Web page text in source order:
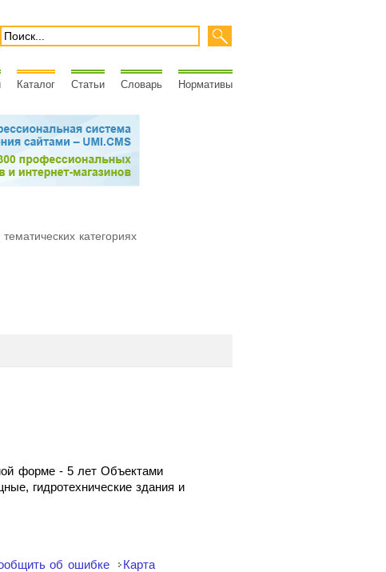
Каталог Статьи Словарь Нормативы
категориях
форме - 5 лет Объектами
гидротехнические здания и
об ошибке Карта